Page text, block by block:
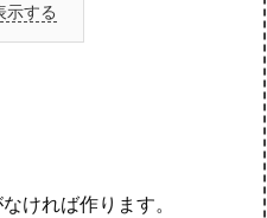
示する
ければ作ります。